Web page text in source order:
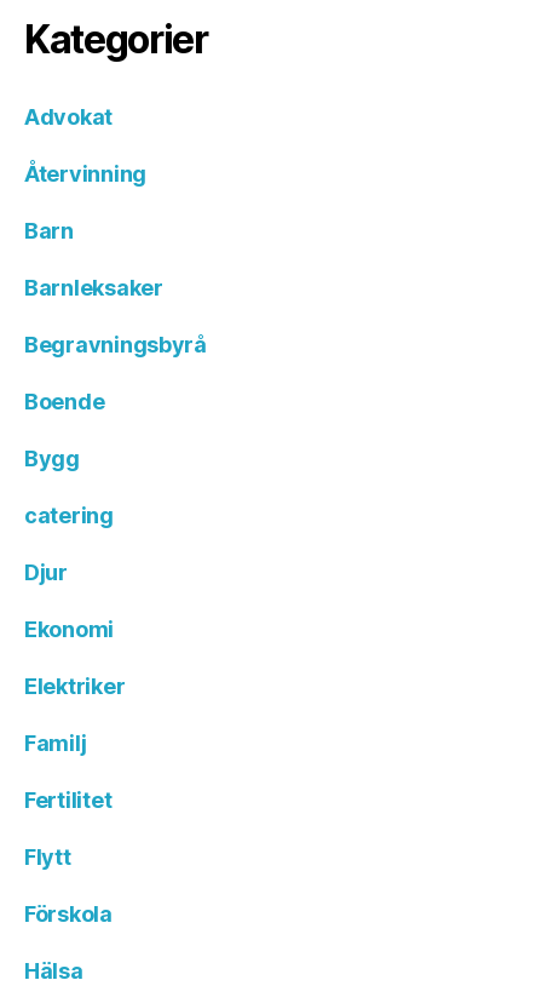
Kategorier
Advokat
Återvinning
Barn
Barnleksaker
Begravningsbyrå
Boende
Bygg
catering
Djur
Ekonomi
Elektriker
Familj
Fertilitet
Flytt
Förskola
Hälsa